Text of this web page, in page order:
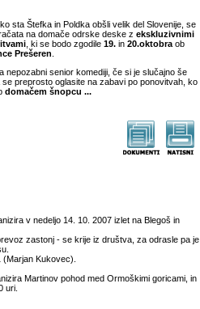
sta Štefka in Poldka obšli velik del Slovenije, se
na domače odrske deske z ekskluzivnimi
, ki se bodo zgodile 19. in 20.oktobra ob
Prešeren
nepozabni senior komediji, če si je slučajno še
se preprosto oglasite na zabavi po ponovitvah, ko
domačem šnopcu ...
v nedeljo 14. 10. 2007 izlet na Blegoš in
zastonj - se krije iz društva, za odrasle pa je
Kukovec).
Martinov pohod med Ormoškimi goricami, in
uri.